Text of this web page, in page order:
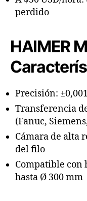
perdido
HAIMER
Precisión:
Transferencia
(Fanuc,
Cámara de alta
del filo
Compatible con
hasta Ø 300 mm